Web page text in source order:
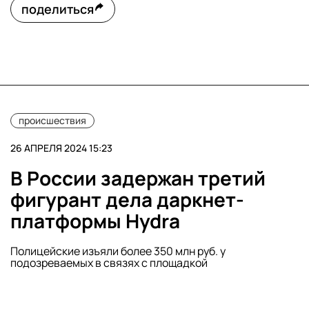
поделиться
происшествия
26 АПРЕЛЯ 2024 15:23
В России задержан третий
фигурант дела даркнет-
платформы Hydra
Полицейские изъяли более 350 млн руб. у
подозреваемых в связях с площадкой